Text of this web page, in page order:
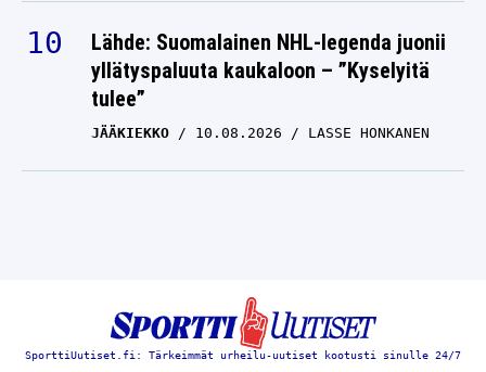
Lähde: Suomalainen NHL-legenda juonii
yllätyspaluuta kaukaloon – ”Kyselyitä
tulee”
JÄÄKIEKKO 10.08.2026 LASSE HONKANEN
SporttiUutiset.fi: Tärkeimmät urheilu-uutiset kootusti sinulle 24/7